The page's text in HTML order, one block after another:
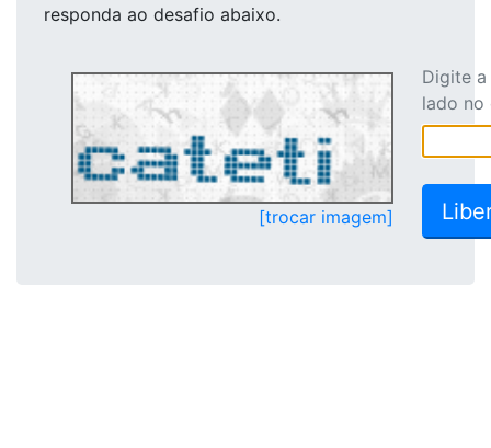
responda ao desafio abaixo.
[trocar imagem]
Digite
lado no